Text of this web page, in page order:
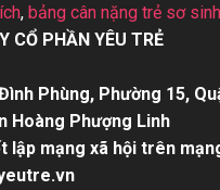
, bảng cân nặng trẻ sơ sinh
CỔ PHẦN YÊU TRẺ
Phùng, Phường 15,
Hoàng Phượng Linh
lập mạng xã hội trên